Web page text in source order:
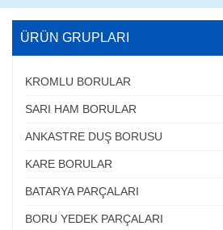
ÜRÜN GRUPLARI
KROMLU BORULAR
SARI HAM BORULAR
ANKASTRE DUŞ BORUSU
KARE BORULAR
BATARYA PARÇALARI
BORU YEDEK PARÇALARI